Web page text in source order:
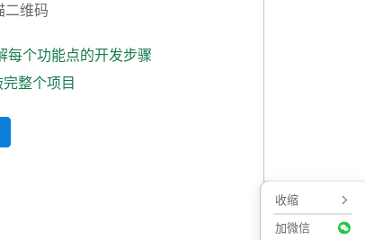
二维码
每个功能点的开发步骤
整个项目
收缩
加微信